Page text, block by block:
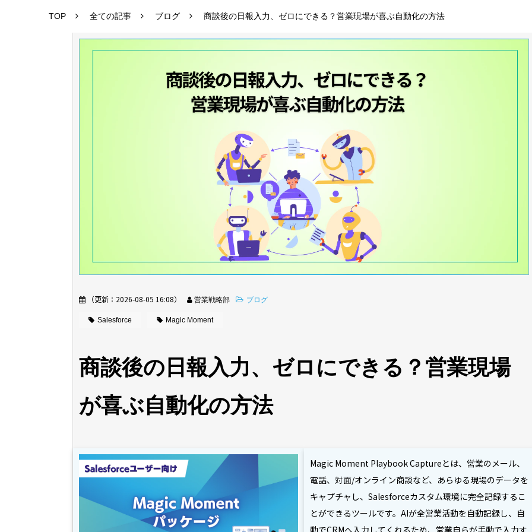
TOP 全ての記事 ブログ 商談後の日報入力、ゼロにできる？営業現場が喜ぶ自動化の方法
（更新： 2026-08-05 16:08） 営業戦略部 ブログ
Salesforce Magic Moment
商談後の日報入力、ゼロにできる？営業現場
が喜ぶ自動化の方法
Magic Moment Playbook Captureとは、営業のメール、
電話、対面/オンライン商談など、あらゆる現場のデータを
キャプチャし、Salesforceカスタム環境に完全記録するこ
とができるツールです。AIが全営業活動を自動記録し、自
動でCRMへ入力してくれるため、営業自らが手動で入力す